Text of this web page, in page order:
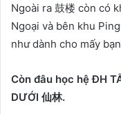
Ngoài ra 鼓楼 còn có
Ngoại và bên khu
như dành cho mấy
Còn đâu học hệ ĐH
DƯỚI 仙林.